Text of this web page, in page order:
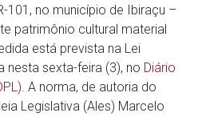
101, no município de Ibiraçu –
patrimônio cultural material
está prevista na Lei
nesta sexta-feira (3), no Diário
. A norma, de autoria do
Legislativa (Ales) Marcelo